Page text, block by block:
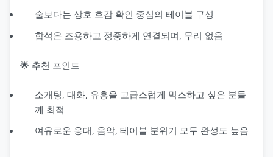
술보다는 상호 호감 확인 중심의 테이블 구성
합석은 조용하고 정중하게 연결되며, 무리 없음
🌟 추천 포인트
소개팅, 대화, 유흥을 고급스럽게 믹스하고 싶은 분들
께 최적
여유로운 응대, 음악, 테이블 분위기 모두 완성도 높음